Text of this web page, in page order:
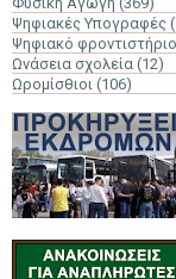
Ψηφιακές Υπογραφές
Ψηφιακό φροντιστήριο
Ωνάσεια σχολεία (12)
Ωρομίσθιοι (106)